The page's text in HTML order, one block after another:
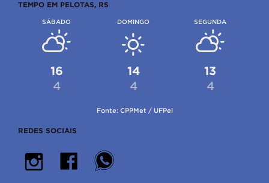
TEMPO EM PELOTAS, RS
SÁBADO
16
4
DOMINGO
14
4
SEGUNDA
13
4
Fonte: CPPMet / UFPel
REDES SOCIAIS